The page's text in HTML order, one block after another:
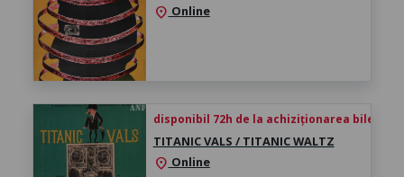
location_on Online
disponibil 72h de la achiziționarea biletului
TITANIC VALS / TITANIC WALTZ
location_on Online